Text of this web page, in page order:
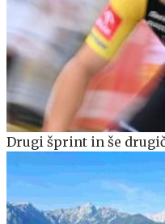
Drugi šprint in še